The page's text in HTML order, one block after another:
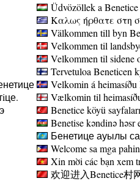
Üdvözöllek a
Καλως ήρθατε στη
Välkommen till byn
Velkommen til
Velkommen til sidene
Tervetuloa Beneticen
Velkomin á heimasíðu
Vælkomin til
Benetice köyü
Benetise kəndinə həsr
Бенетице ауылы
Welcome sa mga
Xin mời các bạn xem
欢迎进入Benetice村